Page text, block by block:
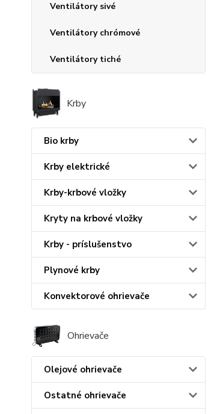
Ventilátory sivé
Ventilátory chrómové
Ventilátory tiché
Krby
Bio krby
Krby elektrické
Krby-krbové vložky
Kryty na krbové vložky
Krby - príslušenstvo
Plynové krby
Konvektorové ohrievače
Ohrievače
Olejové ohrievače
Ostatné ohrievače